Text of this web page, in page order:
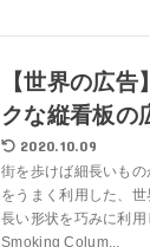
【世界の広
クな縦看板の
2020.10.09
街を歩けば細長いも
をうまく利用した、
長い形状を巧みに利
Smoking Colum...